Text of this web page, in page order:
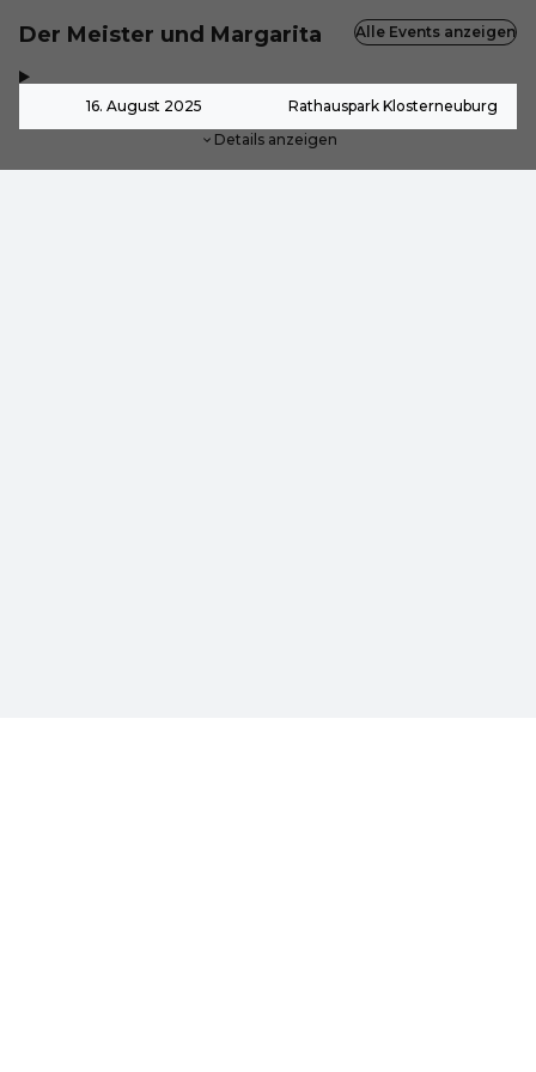
Der Meister und Margarita
16. August 2025 Rathauspark Klosterneuburg
Details anzeigen
Alle Events anzeigen